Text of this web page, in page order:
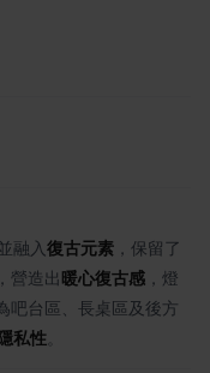
融入復古元素 ，保留了
營造出 暖心復古感 ，燈
吧台區、長桌區及後方
私性